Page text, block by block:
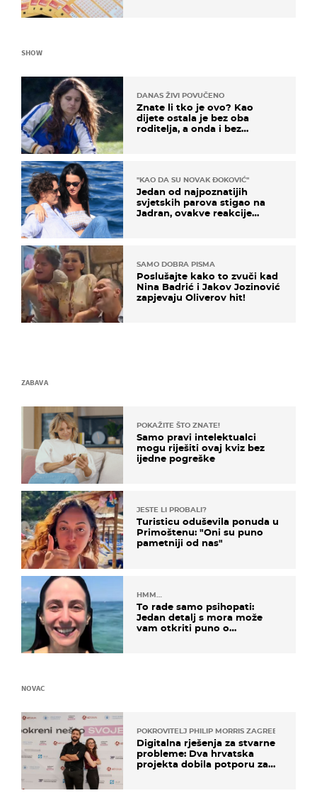
SHOW
DANAS ŽIVI POVUČENO
Znate li tko je ovo? Kao
dijete ostala je bez oba
roditelja, a onda i bez
"KAO DA SU NOVAK ĐOKOVIĆ"
Jedan od najpoznatijih
svjetskih parova stigao na
Jadran, ovakve reakcije
SAMO DOBRA PISMA
Poslušajte kako to zvuči kad
Nina Badrić i Jakov Jozinović
zapjevaju Oliverov hit!
ZABAVA
POKAŽITE ŠTO ZNATE!
Samo pravi intelektualci
mogu riješiti ovaj kviz bez
ijedne pogreške
JESTE LI PROBALI?
Turisticu oduševila ponuda u
Primoštenu: "Oni su puno
pametniji od nas"
HMM…
To rade samo psihopati:
Jedan detalj s mora može
vam otkriti puno o
NOVAC
POKROVITELJ PHILIP MORRIS ZAGREB
Digitalna rješenja za stvarne
probleme: Dva hrvatska
projekta dobila potporu za